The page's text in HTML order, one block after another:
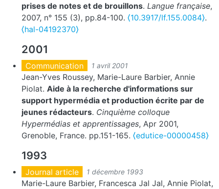
prises de notes et de brouillons. Langue française,
2007, n° 155 (3), pp.84-100. ⟨10.3917/lf.155.0084⟩.
⟨hal-04192370⟩
2001
Communication 1 avril 2001
Jean-Yves Roussey, Marie-Laure Barbier, Annie
Piolat. Aide à la recherche d'informations sur
support hypermédia et production écrite par de
jeunes rédacteurs. Cinquième colloque
Hypermédias et apprentissages, Apr 2001,
Grenoble, France. pp.151-165. ⟨edutice-00000458⟩
1993
Journal article 1 décembre 1993
Marie-Laure Barbier, Francesca Jal Jal, Annie Piolat,